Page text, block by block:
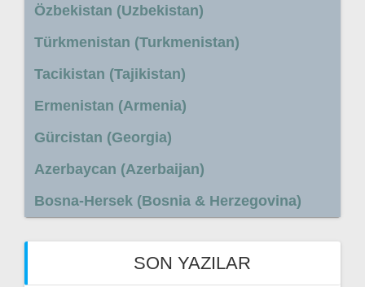
Özbekistan (Uzbekistan)
Türkmenistan (Turkmenistan)
Tacikistan (Tajikistan)
Ermenistan (Armenia)
Gürcistan (Georgia)
Azerbaycan (Azerbaijan)
Bosna-Hersek (Bosnia & Herzegovina)
SON YAZILAR